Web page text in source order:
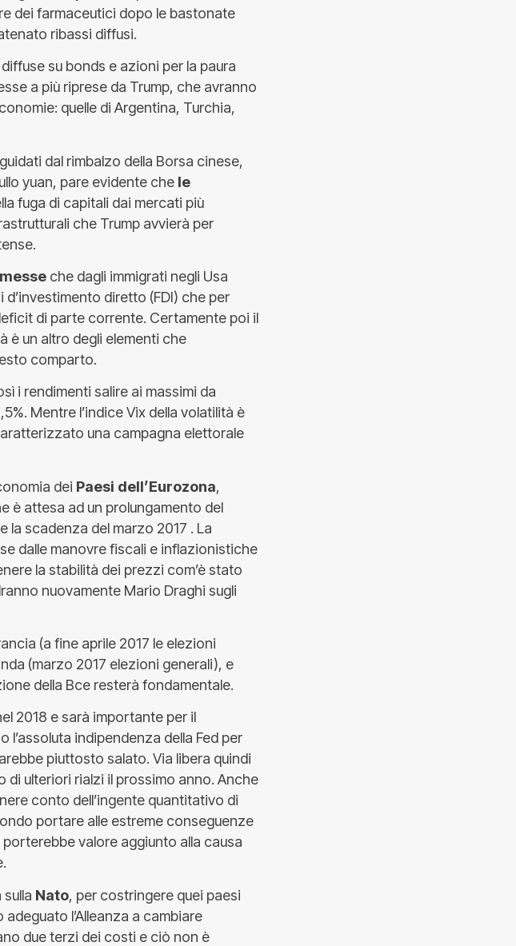
dei farmaceutici dopo le bastonate
ribassi diffusi.
su bonds e azioni per la paura
a più riprese da Trump, che avranno
quelle di Argentina, Turchia,
dal rimbalzo della Borsa cinese,
yuan, pare evidente che le
fuga di capitali dai mercati più
che Trump avvierà per
che dagli immigrati negli Usa
diretto (FDI) che per
di parte corrente. Certamente poi il
è un altro degli elementi che
comparto.
i rendimenti salire ai massimi da
Mentre l’indice Vix della volatilità è
una campagna elettorale
dei Paesi dell’Eurozona,
è attesa ad un prolungamento del
la scadenza del marzo 2017 . La
dalle manovre fiscali e inflazionistiche
la stabilità dei prezzi com’è stato
nuovamente Mario Draghi sugli
(a fine aprile 2017 le elezioni
(marzo 2017 elezioni generali), e
della Bce resterà fondamentale.
2018 e sarà importante per il
indipendenza della Fed per
piuttosto salato. Via libera quindi
di ulteriori rialzi il prossimo anno. Anche
conto dell’ingente quantitativo di
portare alle estreme conseguenze
valore aggiunto alla causa
Nato, per costringere quei paesi
l’Alleanza a cambiare
due terzi dei costi e ciò non è